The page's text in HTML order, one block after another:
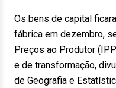
Os bens de capital
fábrica em dezembro,
Preços ao Produtor
e de transformação,
de Geografia e